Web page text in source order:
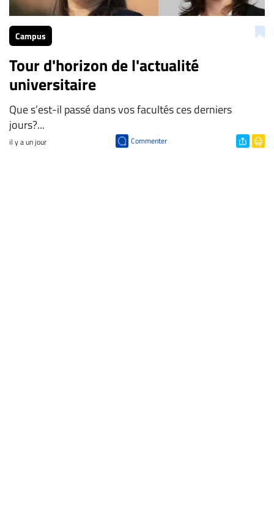
Campus
Tour d'horizon de l'actualité
universitaire
Que s’est-il passé dans vos facultés ces derniers
jours?...
il y a un jour Commenter